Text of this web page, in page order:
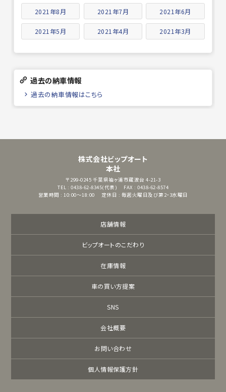
2021年8月 2021年7月 2021年6月
2021年5月 2021年4月 2021年3月
過去の納車情報
過去の納車情報はこちら
株式会社ビップオート
本社
〒299-0245 千葉県袖ヶ浦市蔵波台 4-21-3
TEL : 0438-62-8345(代表)
FAX : 0438-62-8574
営業時間 : 10:00～18:00
定休日 : 毎週火曜日及び第2・3水曜日
店舗情報
ビップオートのこだわり
在庫情報
車の買い方提案
SNS
会社概要
お問い合わせ
個人情報保護方針